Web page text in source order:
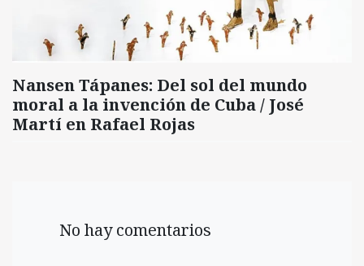
Nansen Tápanes: Del sol del mundo
moral a la invención de Cuba / José
Martí en Rafael Rojas
No hay comentarios